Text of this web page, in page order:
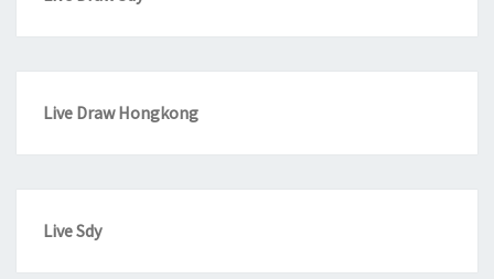
Live Draw Hongkong
Live Sdy